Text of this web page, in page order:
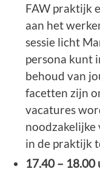
FAW praktijk
aan het
sessie licht
persona kunt
behoud van
facetten zijn
vacatures
in de praktijk
17.40 –